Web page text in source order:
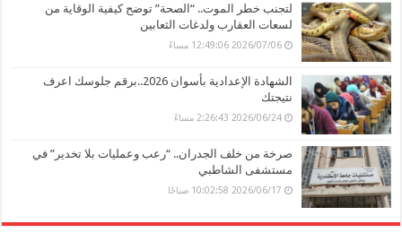
لتجنب خطر الموت.. “الصحة” توضح كيفية الوقاية من
لسعات العقارب ولدغات الثعابين
2026/07/06 12:49:06 مساءً
الشهادة الإعدادية بأسوان 2026..برقم جلوسك اعرف
نتيجتك
2026/06/24 2:26:43 مساءً
صرخة من خلف الجدران.. “رعب وعمليات بلا تخدير” في
مستشفى الشاطبي
2026/06/17 10:02:58 صباحًا